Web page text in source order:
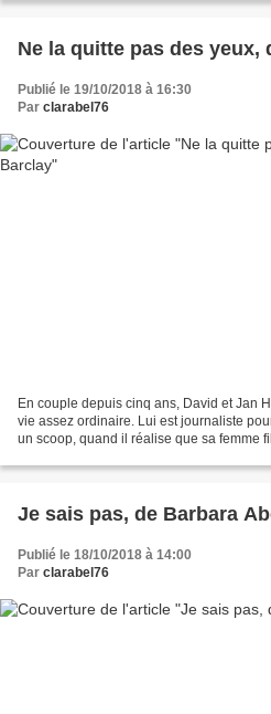
Ne la quitte pas des yeux,
Publié le 19/10/2018 à 16:30
Par clarabel76
En couple depuis cinq ans, David et Jan
vie assez ordinaire. Lui est journaliste
un scoop, quand il réalise que sa femme
Je sais pas, de Barbara
Publié le 18/10/2018 à 14:00
Par clarabel76